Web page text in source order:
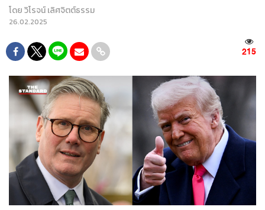
โดยวิโรจน์ เลิศจิตต์ธรรม
26.02.2025
215